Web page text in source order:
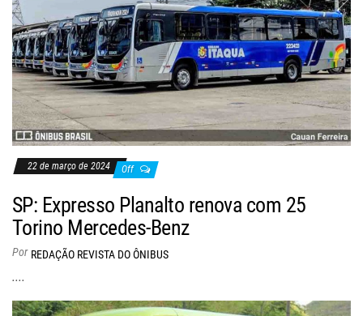
22 de março de 2024 Off
SP: Expresso Planalto renova com 25
Torino Mercedes-Benz
Por REDAÇÃO REVISTA DO ÔNIBUS
....